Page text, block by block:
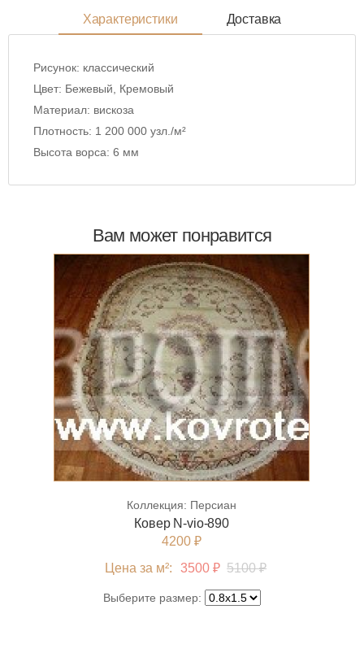
Характеристики Доставка
Рисунок: классический
Цвет: Бежевый, Кремовый
Материал: вискоза
Плотность: 1 200 000 узл./м²
Высота ворса: 6 мм
Вам может понравится
Коллекция: Персиан
Ковер N-vio-890
4200 ₽
Цена за м²:
3500 ₽ 5100 ₽
Выберите размер: